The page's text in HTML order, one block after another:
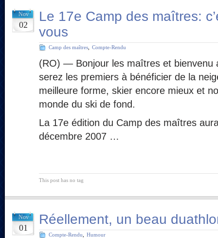
Nov
02
Le 17e Camp des maîtres:
vous
Camp des maîtres Compte-Rendu
(RO) — Bonjour les maîtres et bienvenu
serez les premiers à bénéficier de la
meilleure forme, skier encore mieux et
monde du ski de fond.
La 17e édition du Camp des maîtres
décembre 2007 …
This post has no tag
Nov
01
Réellement, un beau
Compte-Rendu Humour